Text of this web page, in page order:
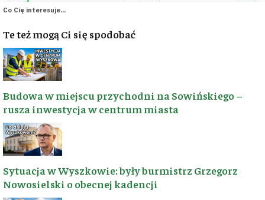
Co Cię interesuje...
Te też mogą Ci się spodobać
Budowa w miejscu przychodni na Sowińskiego –
rusza inwestycja w centrum miasta
Sytuacja w Wyszkowie: były burmistrz Grzegorz
Nowosielski o obecnej kadencji
po dekadach
wyjazdów,
skupiamy się na
inspirowaniu do
samodzielnego
odkrywania
Wyszkowskiej,
promując
turystykę i dzieląc
się najlepszymi
trasami.
POZNAJ NASZĄ HISTORIĘ ➔
gastronomiczna